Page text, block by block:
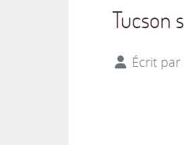
Tucson
Écrit par